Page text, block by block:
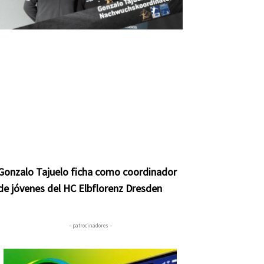
Tajuelo ficha como coordinador
jóvenes del HC Elbflorenz Dresden
– patrocinadores –